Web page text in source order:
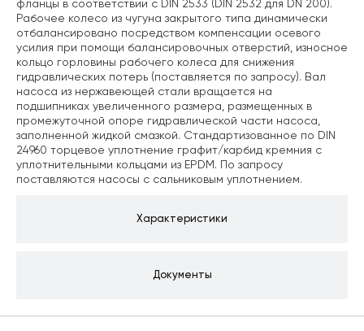
Характеристики
Документы
фланцы в соответствии с DIN 2533 (DIN 2532 для DN 200).
Рабочее колесо из чугуна закрытого типа динамически
отбалансировано посредством компенсации осевого
усилия при помощи балансировочных отверстий, износное
кольцо горловины рабочего колеса для снижения
гидравлических потерь (поставляется по запросу). Вал
насоса из нержавеющей стали вращается на
подшипниках увеличенного размера, размещенных в
промежуточной опоре гидравлической части насоса,
заполненной жидкой смазкой. Стандартизованное по DIN
24960 торцевое уплотнение графит/карбид кремния с
уплотнительными кольцами из EPDM. По запросу
поставляются насосы с сальниковым уплотнением.